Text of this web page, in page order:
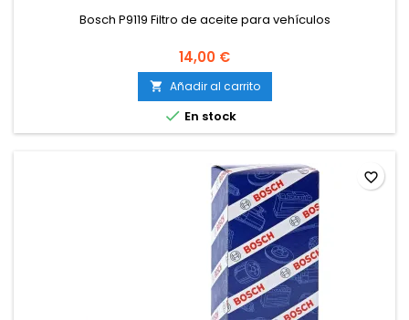
Bosch P9119 Filtro de aceite para vehículos
14,00 €
 Añadir al carrito
 En stock
favorite_border